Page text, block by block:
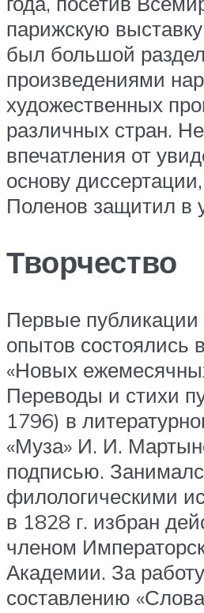
парижскую
был большой
произведениями
художественных
различных стран.
впечатления от
основу
Поленов защитил в
Творчество
Первые публикации
опытов состоялись
«Новых
Переводы и стихи
1796) в
«Муза» И. И.
подписью.
филологическими
в 1828 г. избран
членом
Академии. За
составлению